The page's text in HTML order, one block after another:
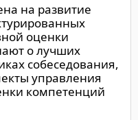
на развитие
оценки
о лучших
собеседования,
управления
компетенций